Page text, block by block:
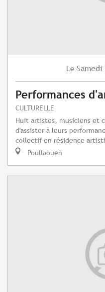
Le Samedi
Performances
CULTURELLE
Huit artistes, musiciens et
d'assister à leurs
collectif en résidence
Poullaouen